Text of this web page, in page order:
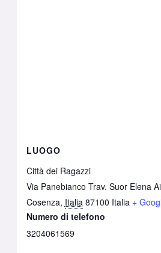
LUOGO
Città dei Ragazzi
Via Panebianco Trav. Suor Elena
Cosenza, Italia 87100 Italia +
Numero di telefono
3204061569